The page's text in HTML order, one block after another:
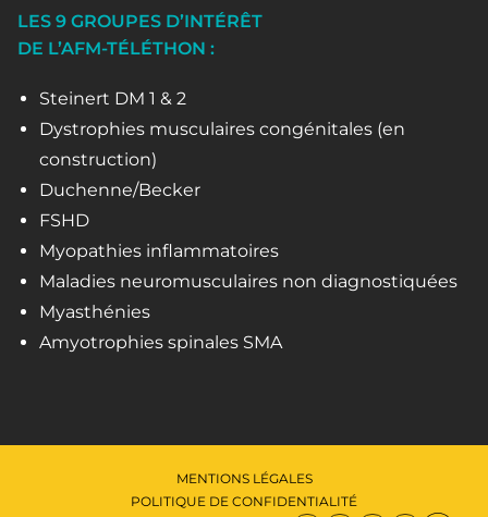
LES 9 GROUPES D’INTÉRÊT
DE L’AFM-TÉLÉTHON :
Steinert DM 1 & 2
Dystrophies musculaires congénitales (en
construction)
Duchenne/Becker
FSHD
Myopathies inflammatoires
Maladies neuromusculaires non diagnostiquées
Myasthénies
Amyotrophies spinales SMA
MENTIONS LÉGALES
POLITIQUE DE CONFIDENTIALITÉ